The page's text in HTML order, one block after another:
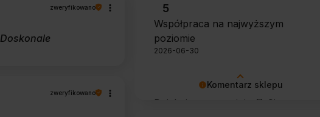
Komentarz sklepu
Dziękujemy za opinię 🙂 Cieszymy
5
Współpraca na najwyższym
poziomie
2026-06-30
zweryfikowano
Doskonale
zweryfikowano